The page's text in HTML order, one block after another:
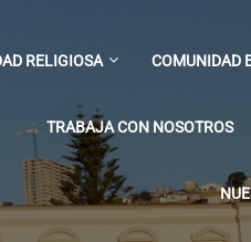
RELIGIOSA COMUNIDAD
TRABAJA CON NOSOTROS